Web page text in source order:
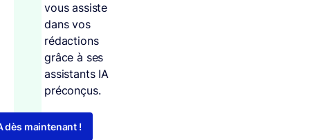
vous assiste
dans vos
rédactions
grâce à ses
assistants IA
préconçus.
dès maintenant !